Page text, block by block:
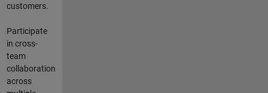
customers.
Participate
in cross-
team
collaboration
across